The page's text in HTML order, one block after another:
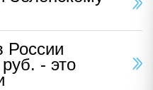
России
- это